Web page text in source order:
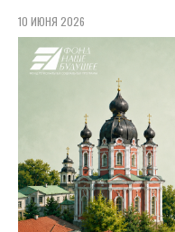
10 ИЮНЯ 2026